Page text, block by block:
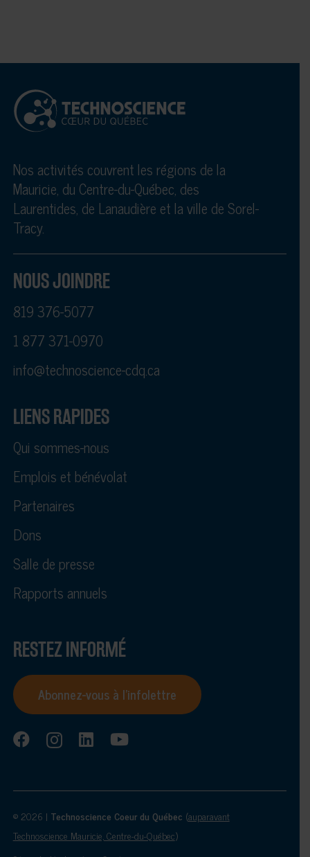
Nos activités couvrent les régions de la
Mauricie, du Centre-du-Québec, des
Laurentides, de Lanaudière et la ville de Sorel-
Tracy.
NOUS JOINDRE
819 376-5077
1 877 371-0970
info@technoscience-cdq.ca
LIENS RAPIDES
Qui sommes-nous
Emplois et bénévolat
Partenaires
Dons
Salle de presse
Rapports annuels
RESTEZ INFORMÉ
Abonnez-vous à l’infolettre
© 2026 | Technoscience Coeur du Québec (auparavant
Technoscience Mauricie, Centre-du-Québec)